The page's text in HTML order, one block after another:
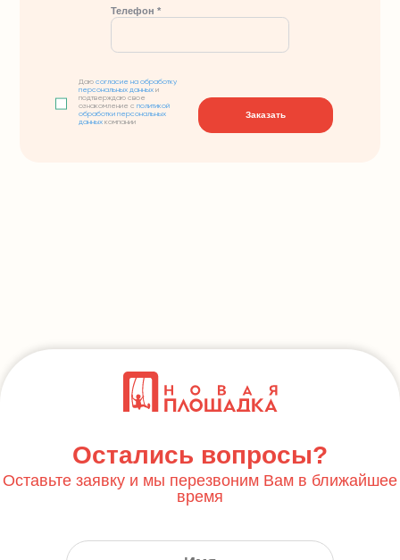
Телефон *
Даюсогласие на обработку
персональных данных и
подтверждаю свое
ознакомление сполитикой
обработки персональных
данных компании
Заказать
Остались вопросы?
Оставьте заявку и мы перезвоним Вам в ближайшее
время